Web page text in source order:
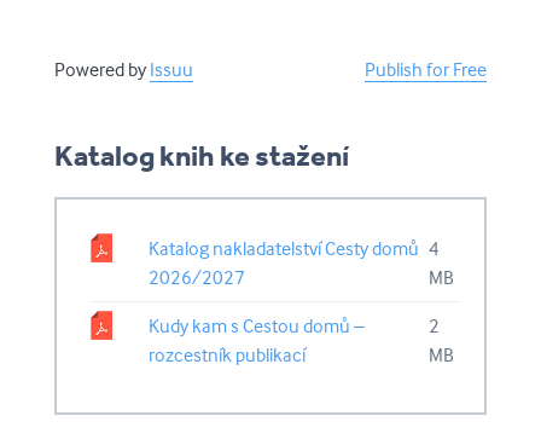
Powered by Issuu Publish for Free
Katalog knih ke stažení
Katalog nakladatelství Cesty domů
2026/2027
4
MB
Kudy kam s Cestou domů –
rozcestník publikací
2
MB